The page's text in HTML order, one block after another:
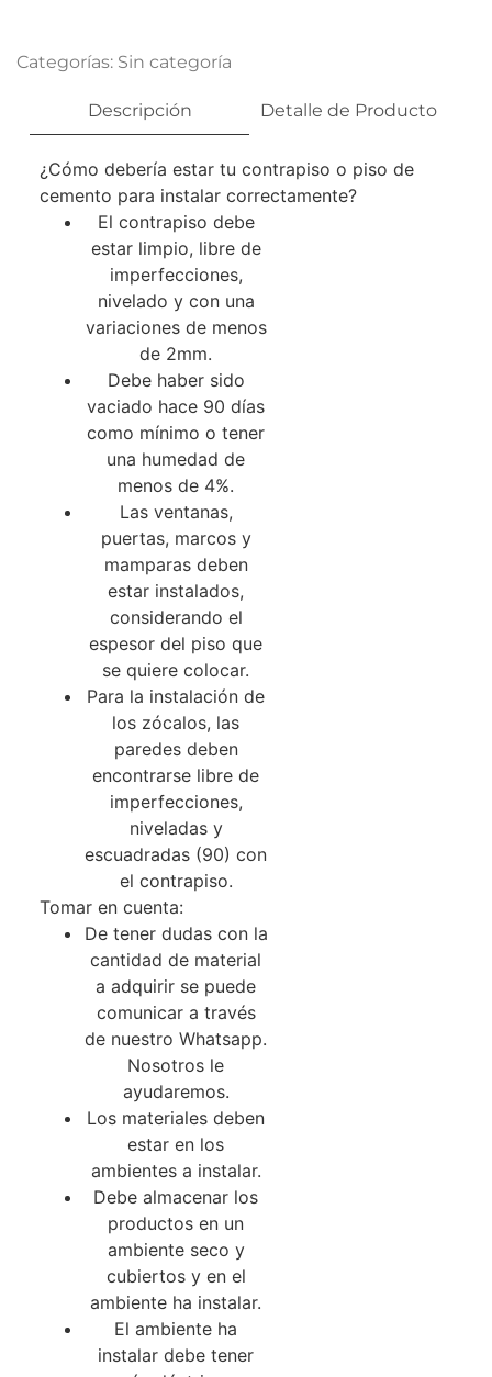
Categorías: Sin categoría
Descripción Detalle de Producto
¿Cómo debería estar tu contrapiso o piso de
cemento para instalar correctamente?
El contrapiso debe
estar limpio, libre de
imperfecciones,
nivelado y con una
variaciones de menos
de 2mm.
Debe haber sido
vaciado hace 90 días
como mínimo o tener
una humedad de
menos de 4%.
Las ventanas,
puertas, marcos y
mamparas deben
estar instalados,
considerando el
espesor del piso que
se quiere colocar.
Para la instalación de
los zócalos, las
paredes deben
encontrarse libre de
imperfecciones,
niveladas y
escuadradas (90) con
el contrapiso.
Tomar en cuenta:
De tener dudas con la
cantidad de material
a adquirir se puede
comunicar a través
de nuestro Whatsapp.
Nosotros le
ayudaremos.
Los materiales deben
estar en los
ambientes a instalar.
Debe almacenar los
productos en un
ambiente seco y
cubiertos y en el
ambiente ha instalar.
El ambiente ha
instalar debe tener